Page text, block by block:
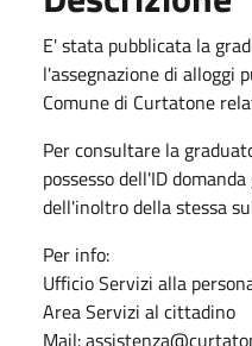
E' stata pubblicata la
l'assegnazione di alloggi
Comune di Curtatone
Per consultare la
possesso dell'ID
dell'inoltro della stessa
Per info:
Ufficio Servizi alla
Area Servizi al cittadino
Mail: